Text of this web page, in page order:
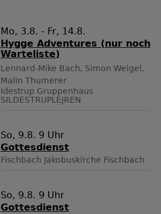
Mo, 3.8. - Fr, 14.8.
Hygge Adventures (nur noch
Warteliste)
Lennard-Mike Bach, Simon Weigel,
Malin Thumerer
Idestrup Gruppenhaus
SILDESTRUPLEJREN
So, 9.8. 9 Uhr
Gottesdienst
Fischbach Jakobuskirche Fischbach
So, 9.8. 9 Uhr
Gottesdienst